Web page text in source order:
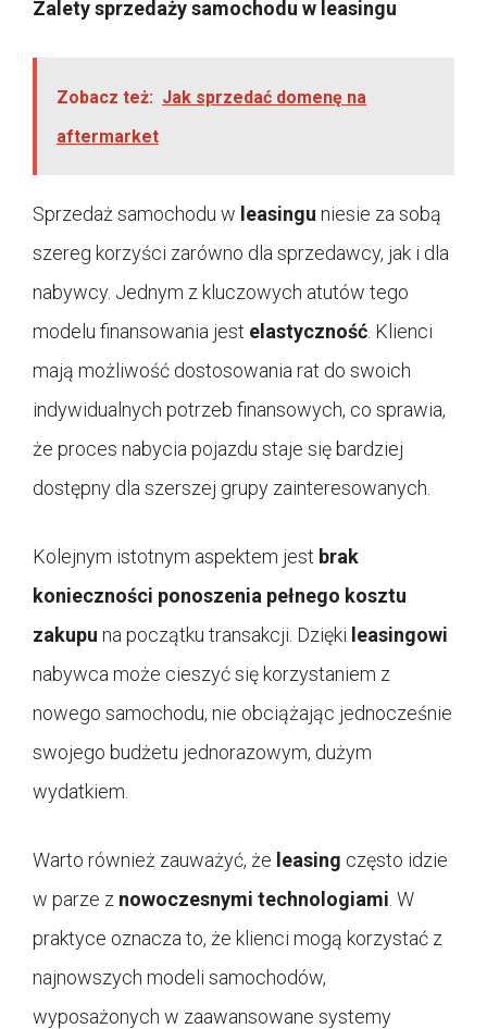
Zalety sprzedaży samochodu w leasingu
Zobacz też: Jak sprzedać domenę na
aftermarket
Sprzedaż samochodu w leasingu niesie za sobą
szereg korzyści zarówno dla sprzedawcy, jak i dla
nabywcy. Jednym z kluczowych atutów tego
modelu finansowania jest elastyczność . Klienci
mają możliwość dostosowania rat do swoich
indywidualnych potrzeb finansowych, co sprawia,
że proces nabycia pojazdu staje się bardziej
dostępny dla szerszej grupy zainteresowanych.
Kolejnym istotnym aspektem jest brak
konieczności ponoszenia pełnego kosztu
zakupu na początku transakcji. Dzięki leasingowi
nabywca może cieszyć się korzystaniem z
nowego samochodu, nie obciążając jednocześnie
swojego budżetu jednorazowym, dużym
wydatkiem.
Warto również zauważyć, że leasing często idzie
w parze z nowoczesnymi technologiami . W
praktyce oznacza to, że klienci mogą korzystać z
najnowszych modeli samochodów,
wyposażonych w zaawansowane systemy